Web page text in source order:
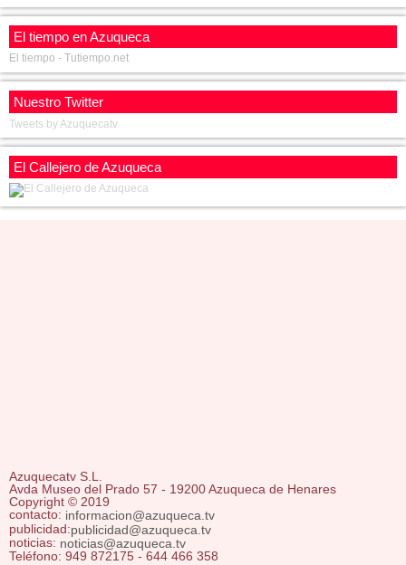
El tiempo en Azuqueca
El tiempo - Tutiempo.net
Nuestro Twitter
Tweets by Azuquecatv
El Callejero de Azuqueca
Azuquecatv S.L.
Avda Museo del Prado 57 - 19200 Azuqueca de Henares
Copyright © 2019
contacto: informacion@azuqueca.tv
publicidad:publicidad@azuqueca.tv
noticias: noticias@azuqueca.tv
Teléfono: 949 872175 - 644 466 358